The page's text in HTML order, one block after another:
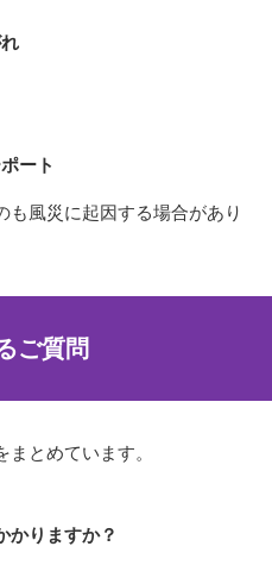
ート
も風災に起因する場合があり
ご質問
とめています。
かりますか？